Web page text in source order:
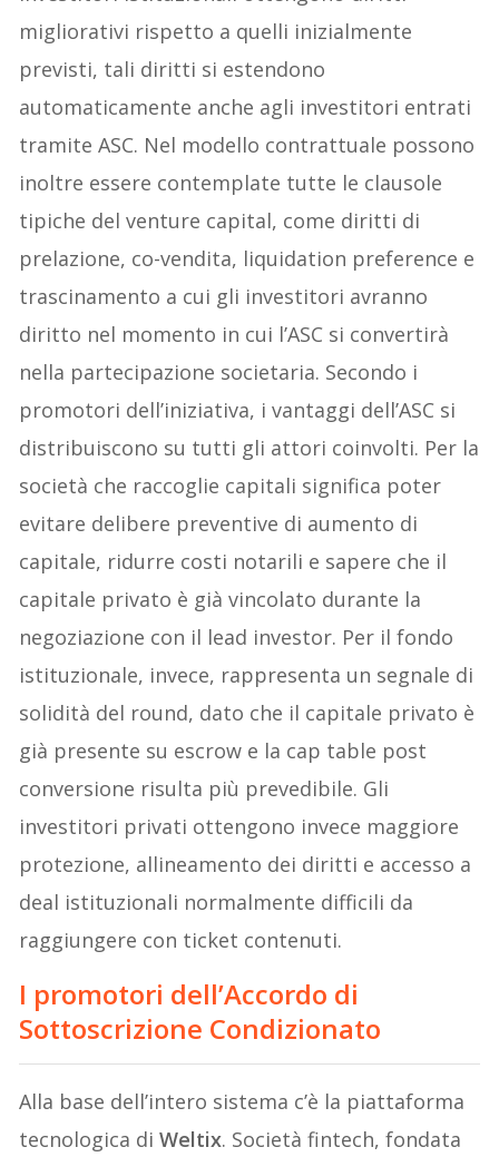
migliorativi rispetto a quelli inizialmente
previsti, tali diritti si estendono
automaticamente anche agli investitori entrati
tramite ASC. Nel modello contrattuale possono
inoltre essere contemplate tutte le clausole
tipiche del venture capital, come diritti di
prelazione, co-vendita, liquidation preference e
trascinamento a cui gli investitori avranno
diritto nel momento in cui l’ASC si convertirà
nella partecipazione societaria. Secondo i
promotori dell’iniziativa, i vantaggi dell’ASC si
distribuiscono su tutti gli attori coinvolti. Per la
società che raccoglie capitali significa poter
evitare delibere preventive di aumento di
capitale, ridurre costi notarili e sapere che il
capitale privato è già vincolato durante la
negoziazione con il lead investor. Per il fondo
istituzionale, invece, rappresenta un segnale di
solidità del round, dato che il capitale privato è
già presente su escrow e la cap table post
conversione risulta più prevedibile. Gli
investitori privati ottengono invece maggiore
protezione, allineamento dei diritti e accesso a
deal istituzionali normalmente difficili da
raggiungere con ticket contenuti.
I promotori dell’Accordo di
Sottoscrizione Condizionato
Alla base dell’intero sistema c’è la piattaforma
tecnologica diWeltix. Società fintech, fondata